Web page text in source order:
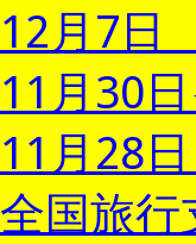
12月7
11月30
11月28
全国旅